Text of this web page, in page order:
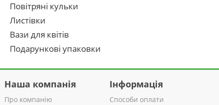
Повітряні кульки
Листівки
Вази для квітів
Подарункові упаковки
Наша компанія
Про компанію
Інформація
Способи оплати